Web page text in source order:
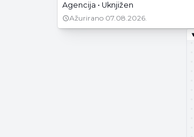
Agencija • Uknjižen
Ažurirano 07.08.2026.